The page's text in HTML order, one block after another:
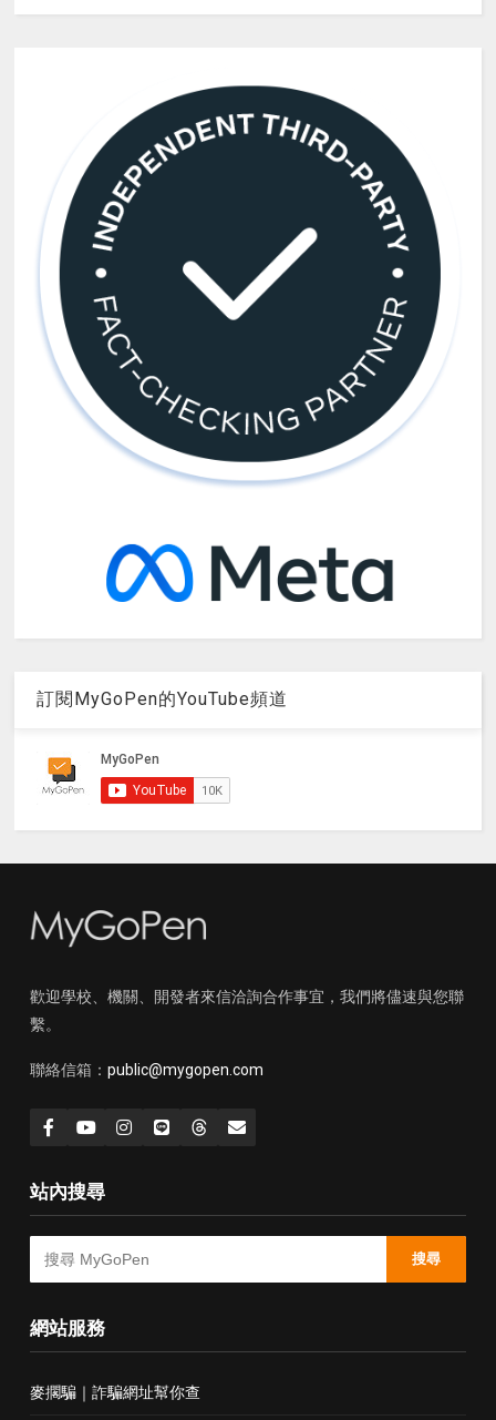
訂閱MyGoPen的YouTube頻道
歡迎學校、機關、開發者來信洽詢合作事宜，我們將儘速與您聯
繫。
聯絡信箱： public@mygopen.com
站內搜尋
搜尋
網站服務
麥擱騙｜詐騙網址幫你查